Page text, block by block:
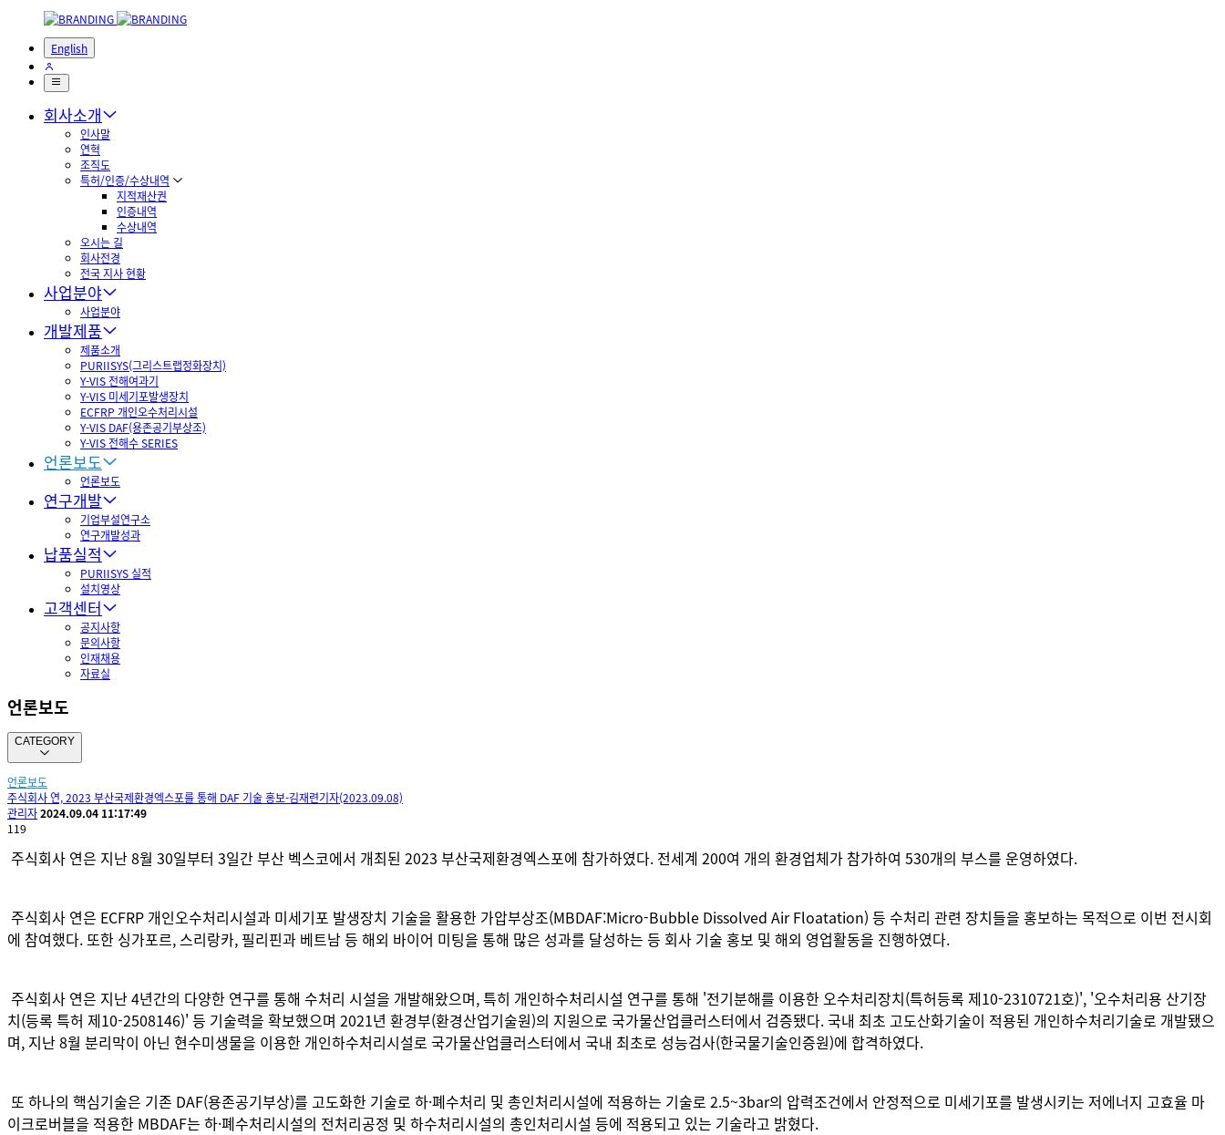
English
회사소개
인사말
연혁
조직도
특허/인증/수상내역
지적재산권
인증내역
수상내역
오시는 길
회사전경
전국 지사 현황
사업분야
사업분야
개발제품
제품소개
PURIISYS(그리스트랩정화장치)
Y-VIS 전해여과기
Y-VIS 미세기포발생장치
ECFRP 개인오수처리시설
Y-VIS DAF(용존공기부상조)
Y-VIS 전해수 SERIES
언론보도
언론보도
연구개발
기업부설연구소
연구개발성과
납품실적
PURIISYS 실적
설치영상
고객센터
공지사항
문의사항
인재채용
자료실
언론보도
CATEGORY
언론보도
주식회사 연, 2023 부산국제환경엑스포를 통해 DAF 기술 홍보-김재련기자(2023.09.08)
관리자2024.09.04 11:17:49
119
주식회사 연은 지난 8월 30일부터 3일간 부산 벡스코에서 개최된 2023 부산국제환경엑스포에 참가하였다. 전세계 200여 개의 환경업체가 참가하여 530개의 부스를 운영하였다.
주식회사 연은 ECFRP 개인오수처리시설과 미세기포 발생장치 기술을 활용한 가압부상조(MBDAF:Micro-Bubble Dissolved Air Floatation) 등 수처리 관련 장치들을 홍보하는 목적으로 이번 전시회
에 참여했다. 또한 싱가포르, 스리랑카, 필리핀과 베트남 등 해외 바이어 미팅을 통해 많은 성과를 달성하는 등 회사 기술 홍보 및 해외 영업활동을 진행하였다.
주식회사 연은 지난 4년간의 다양한 연구를 통해 수처리 시설을 개발해왔으며, 특히 개인하수처리시설 연구를 통해 '전기분해를 이용한 오수처리장치(특허등록 제10-2310721호)', '오수처리용 산기장
치(등록 특허 제10-2508146)' 등 기술력을 확보했으며 2021년 환경부(환경산업기술원)의 지원으로 국가물산업클러스터에서 검증됐다. 국내 최초 고도산화기술이 적용된 개인하수처리기술로 개발됐으
며, 지난 8월 분리막이 아닌 현수미생물을 이용한 개인하수처리시설로 국가물산업클러스터에서 국내 최초로 성능검사(한국물기술인증원)에 합격하였다.
또 하나의 핵심기술은 기존 DAF(용존공기부상)를 고도화한 기술로 하·폐수처리 및 총인처리시설에 적용하는 기술로 2.5~3bar의 압력조건에서 안정적으로 미세기포를 발생시키는 저에너지 고효율 마
이크로버블을 적용한 MBDAF는 하·폐수처리시설의 전처리공정 및 하수처리시설의 총인처리시설 등에 적용되고 있는 기술라고 밝혔다.